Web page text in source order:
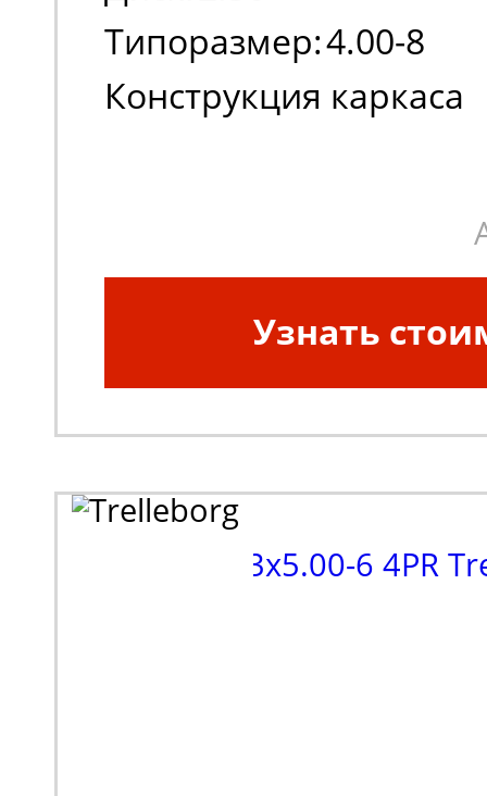
Типоразмер:4.00-8
Конструкция каркаса
Узнать